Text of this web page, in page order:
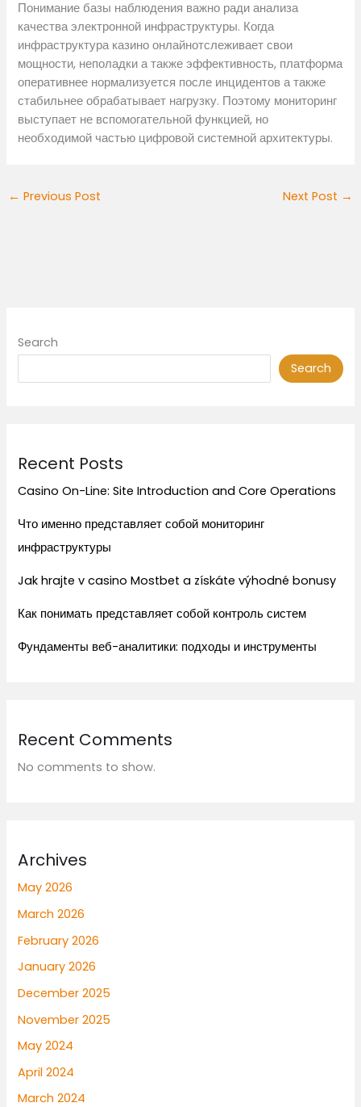
Понимание базы наблюдения важно ради анализа
качества электронной инфраструктуры. Когда
инфраструктура казино онлайнотслеживает свои
мощности, неполадки а также эффективность, платформа
оперативнее нормализуется после инцидентов а также
стабильнее обрабатывает нагрузку. Поэтому мониторинг
выступает не вспомогательной функцией, но
необходимой частью цифровой системной архитектуры.
← Previous Post Next Post →
Search
Search
Recent Posts
Casino On-Line: Site Introduction and Core Operations
Что именно представляет собой мониторинг
инфраструктуры
Jak hrajte v casino Mostbet a získáte výhodné bonusy
Как понимать представляет собой контроль систем
Фундаменты веб-аналитики: подходы и инструменты
Recent Comments
No comments to show.
Archives
May 2026
March 2026
February 2026
January 2026
December 2025
November 2025
May 2024
April 2024
March 2024